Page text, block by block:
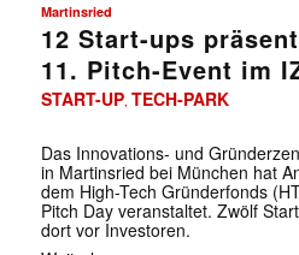
Martinsried
12 Start-ups
11. Pitch-Event im
START-UP, TECH-PARK
Das Innovations- und
in Martinsried bei München hat
dem High-Tech Gründerfonds
Pitch Day veranstaltet. Zwölf
dort vor Investoren.